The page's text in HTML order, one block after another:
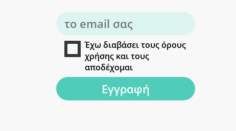
Έχω διαβάσει τους όρους
χρήσης και τους
αποδέχομαι